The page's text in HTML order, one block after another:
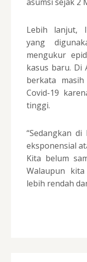
Lebih lanjut,
yang
mengukur
kasus baru. Di
berkata
Covid-19
tinggi.
“Sedangkan
eksponensial
Kita belum
Walaupun
lebih rendah